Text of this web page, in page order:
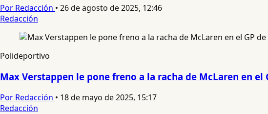
Por Redacción • 26 de agosto de 2025, 12:46
Redacción
Polideportivo
Max Verstappen le pone freno a la racha de McLaren en el
Por Redacción • 18 de mayo de 2025, 15:17
Redacción